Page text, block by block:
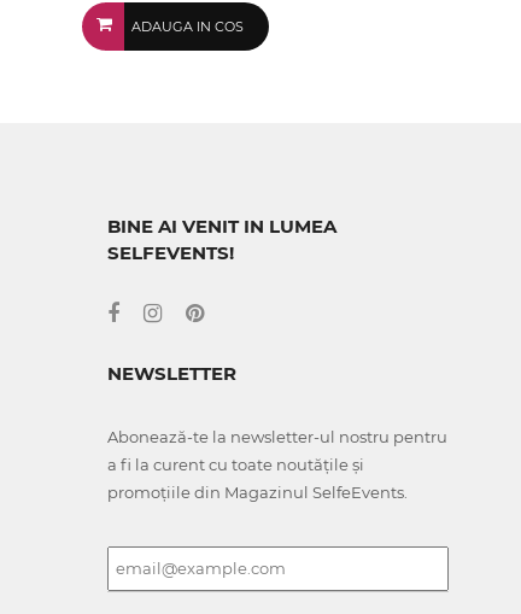
ADAUGA IN COS
BINE AI VENIT IN LUMEA
SELFEVENTS!
NEWSLETTER
Abonează-te la newsletter-ul nostru pentru
a fi la curent cu toate noutățile și
promoțiile din Magazinul SelfeEvents.